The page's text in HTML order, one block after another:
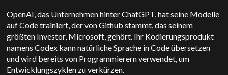
OpenAI, das Unternehmen hinter ChatGPT, hat seine Modelle
auf Code trainiert, der von Github stammt, das seinem
größten Investor, Microsoft, gehört. Ihr Kodierungsprodukt
namens Codex kann natürliche Sprache in Code übersetzen
und wird bereits von Programmierern verwendet, um
Entwicklungszyklen zu verkürzen.